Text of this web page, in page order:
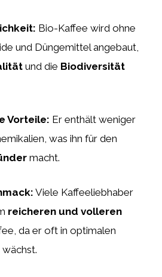
: Bio-Kaffee wird ohne
und Düngemittel angebaut,
und die Biodiversität
Vorteile: Er enthält weniger
was ihn für den
macht.
: Viele Kaffeeliebhaber
reicheren und volleren
da er oft in optimalen